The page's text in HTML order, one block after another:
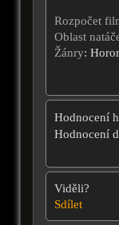
Rozpočet
Oblast
Žánry:
Hodnocení
Hodnocení
Viděli?
Sdílet